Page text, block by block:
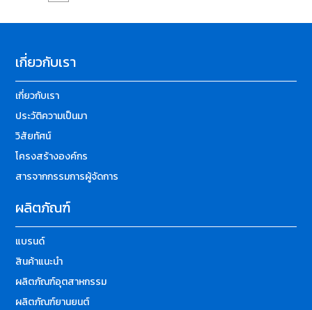
เกี่ยวกับเรา
เกี่ยวกับเรา
ประวัติความเป็นมา
วิสัยทัศน์
โครงสร้างองค์กร
สารจากกรรมการผู้จัดการ
ผลิตภัณฑ์
แบรนด์
สินค้าแนะนำ
ผลิตภัณฑ์อุตสาหกรรม
ผลิตภัณฑ์ยานยนต์